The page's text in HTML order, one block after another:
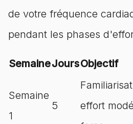
de votre fréquence
pendant les phases
SemaineJoursObjectif
Semaine
1
5
effort